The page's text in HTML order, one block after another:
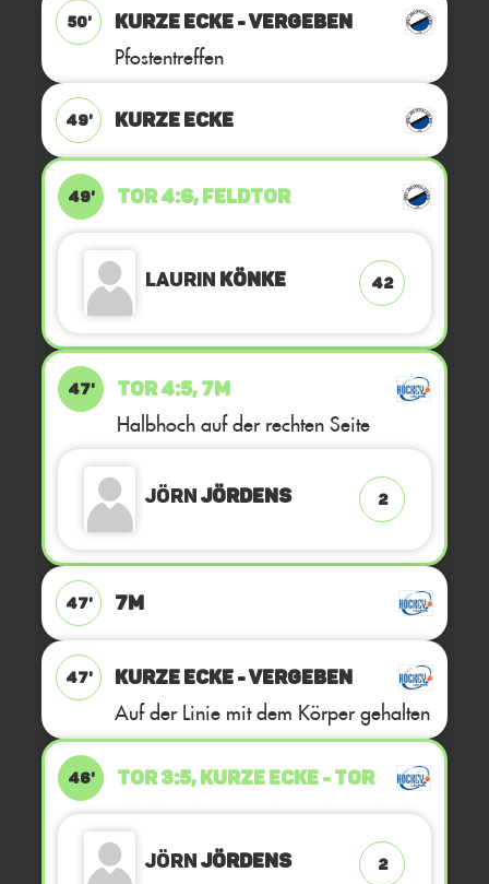
50' KURZE ECKE - VERGEBEN
Pfostentreffen
49' KURZE ECKE
49' TOR 4:6, FELDTOR
Laurin Könke 42
47' TOR 4:5, 7M
Halbhoch auf der rechten Seite
JörnJördens 2
47' 7M
47' KURZE ECKE - VERGEBEN
Auf der Linie mit dem Körper gehalten
46' TOR 3:5, KURZE ECKE - TOR
JörnJördens 2